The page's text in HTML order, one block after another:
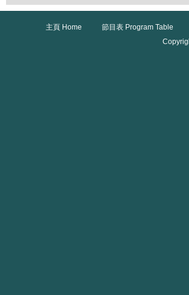
主頁 Home 節目表 Program Table